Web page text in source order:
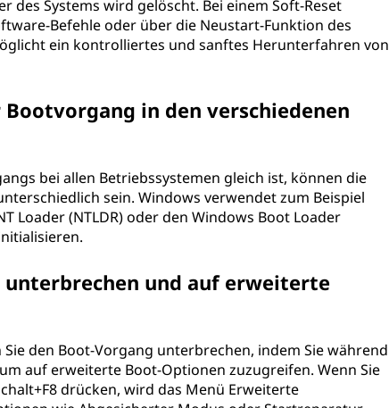
des Systems wird gelöscht. Bei einem Soft-Reset
Befehle oder über die Neustart-Funktion des
ein kontrolliertes und sanftes Herunterfahren von
in den verschiedenen
bei allen Betriebssystemen gleich ist, können die
sein. Windows verwendet zum Beispiel
Loader (NTLDR) oder den Windows Boot Loader
unterbrechen und auf erweiterte
den Boot-Vorgang unterbrechen, indem Sie während
auf erweiterte Boot-Optionen zuzugreifen. Wenn Sie
drücken, wird das Menü Erweiterte